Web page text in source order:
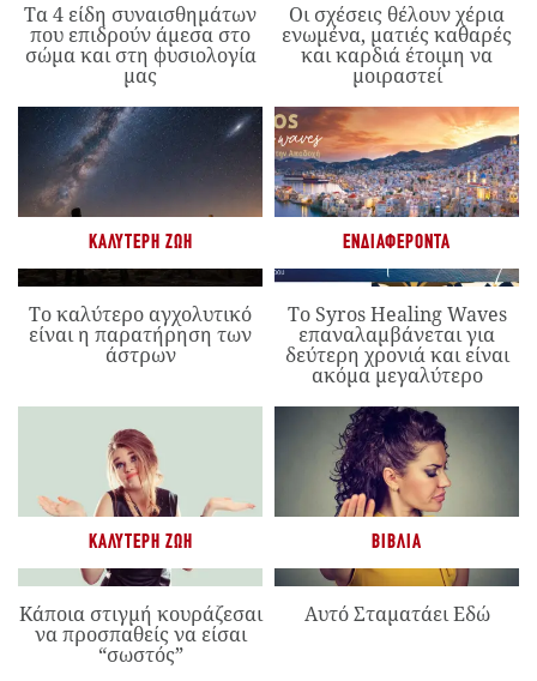
Τα 4 είδη συναισθημάτων
που επιδρούν άμεσα στο
σώμα και στη φυσιολογία
μας
Οι σχέσεις θέλουν χέρια
ενωμένα, ματιές καθαρές
και καρδιά έτοιμη να
μοιραστεί
ΚΑΛΎΤΕΡΗ ΖΩΉ
Το καλύτερο αγχολυτικό
είναι η παρατήρηση των
άστρων
ΕΝΔΙΑΦΈΡΟΝΤΑ
Το Syros Healing Waves
επαναλαμβάνεται για
δεύτερη χρονιά και είναι
ακόμα μεγαλύτερο
ΚΑΛΎΤΕΡΗ ΖΩΉ
Κάποια στιγμή κουράζεσαι
να προσπαθείς να είσαι
“σωστός”
ΒΙΒΛΊΑ
Αυτό Σταματάει Εδώ